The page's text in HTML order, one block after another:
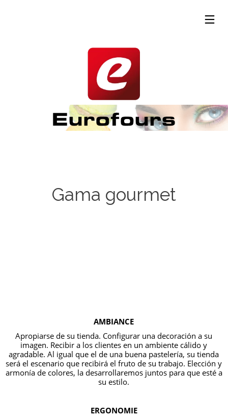
24
PUEDE
2019
EUROPAIN
FERIA –
PARIS
FERIA –
MILÁN
Gama gourmet
AMBIANCE
Apropiarse de su tienda. Configurar una decoración a su
imagen. Recibir a los clientes en un ambiente cálido y
agradable. Al igual que el de una buena pastelería, su tienda
será el escenario que recibirá el fruto de su trabajo. Elección y
armonía de colores, la desarrollaremos juntos para que esté a
su estilo.
ERGONOMIE